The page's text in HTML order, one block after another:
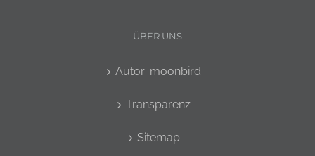
ÜBER UNS
Autor: moonbird
Transparenz
Sitemap